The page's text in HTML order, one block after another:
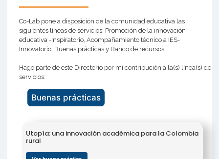
Co-Lab pone a disposición de la comunidad educativa las
siguientes líneas de servicios: Promoción de la innovación
educativa -Inspiratorio, Acompañamiento técnico a IES-
Innovatorio, Buenas prácticas y Banco de recursos.
Hago parte de este Directorio por mi contribución a la(s) línea(s) de
servicios:
Buenas prácticas
Utopía: una innovación académica para la Colombia
rural